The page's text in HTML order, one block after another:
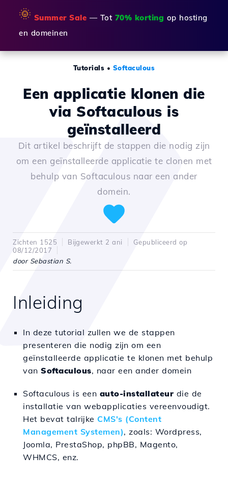
🌞 Summer Sale — Tot 70% korting op hosting
en domeinen
Tutorials • Softaculous
Een applicatie klonen die
via Softaculous is
geïnstalleerd
Dit artikel beschrijft de stappen die nodig zijn
om een geïnstalleerde applicatie te clonen met
behulp van Softaculous naar een ander
domein.
Zichten 1525 Bijgewerkt 2 ani
Gepubliceerd op
08/12/2017
door Sebastian S.
Inleiding
In deze tutorial zullen we de stappen
presenteren die nodig zijn om een
geïnstalleerde applicatie te klonen met behulp
van Softaculous, naar een ander domein
Softaculous is een auto-installateur die de
installatie van webapplicaties vereenvoudigt.
Het bevat talrijke CMS's (Content
Management Systemen), zoals: Wordpress,
Joomla, PrestaShop, phpBB, Magento,
WHMCS, enz.